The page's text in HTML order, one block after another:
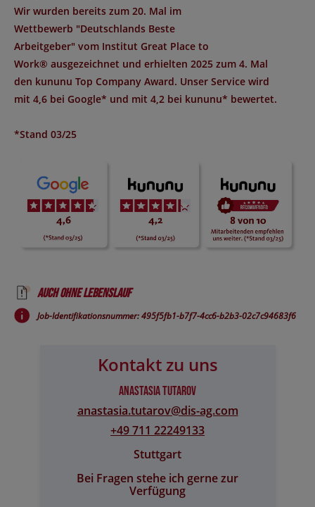
Wir wurden bereits zum 20. Mal im
Wettbewerb "Deutschlands Beste
Arbeitgeber" vom Institut Great Place to
Work® ausgezeichnet und erhielten 2025 zum 4. Mal
den kununu Top Company Award. Unser Service wird
mit 4,6 bei Google* und mit 4,2 bei kununu* bewertet.
*Stand 03/25
Auch ohne Lebenslauf
Job-Identifikationsnummer: 495f5fb1-b7f7-4cc6-b2b3-02c7c94683f6
Kontakt zu uns
Anastasia Tutarov
anastasia.tutarov@​dis-ag.com
+49 711 22249133
Stuttgart
Bei Fragen stehe ich gerne zur
Verfügung